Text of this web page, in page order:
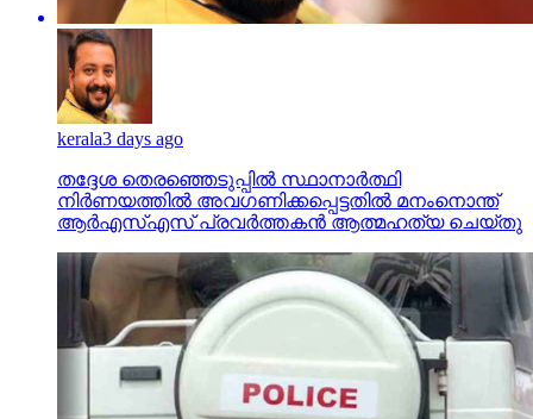
kerala3 days ago
തദ്ദേശ തെരഞ്ഞെടുപ്പില്‍ സ്ഥാനാര്‍ത്ഥി
നിര്‍ണയത്തില്‍ അവഗണിക്കപ്പെട്ടതില്‍ മനംനൊന്ത്
ആര്‍എസ്എസ് പ്രവര്‍ത്തകന്‍ ആത്മഹത്യ ചെയ്തു